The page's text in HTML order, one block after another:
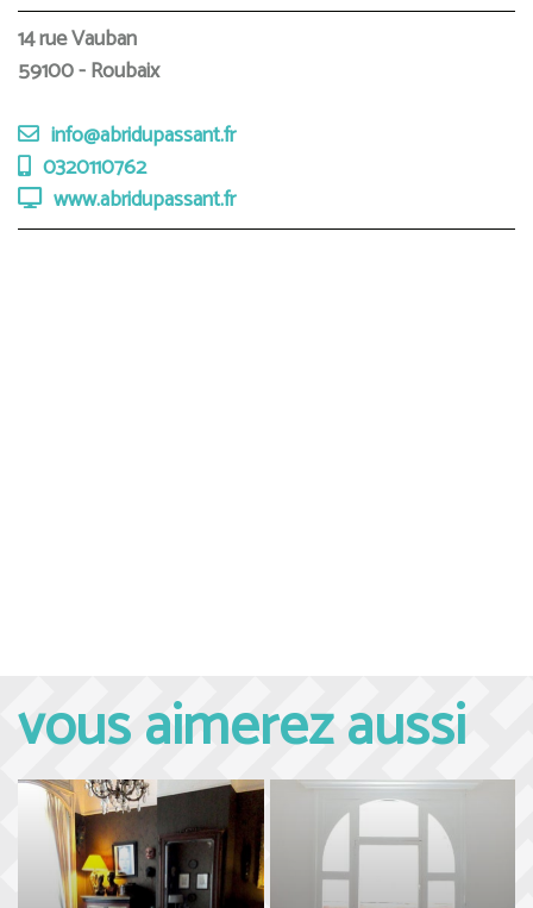
14 rue Vauban
59100 - Roubaix
info@abridupassant.fr
0320110762
www.abridupassant.fr
vous aimerez aussi